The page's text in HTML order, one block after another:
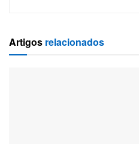
Artigos relacionados